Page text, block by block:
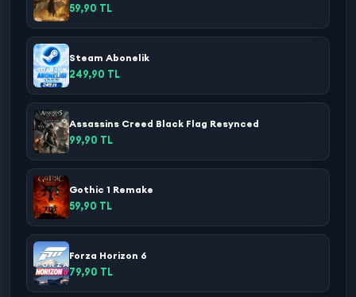
59,90 TL
Steam Abonelik
249,90 TL
Assassins Creed Black Flag Resynced
99,90 TL
Gothic 1 Remake
59,90 TL
Forza Horizon 6
79,90 TL